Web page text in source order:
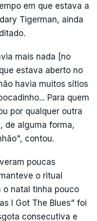
em que estava a
Tigerman, ainda
mais nada [no
estava aberto no
havia muitos sítios
Para quem
por qualquer outra
de alguma forma,
contou.
poucas
o ritual
o natal tinha pouco
I Got The Blues" foi
consecutiva e